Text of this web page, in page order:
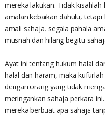
mereka lakukan. Tidak
amalan kebaikan dahulu,
amali sahaja, segala pahala
musnah dan hilang begitu
Ayat ini tentang hukum halal
halal dan haram, maka
dengan orang yang tidak
meringankan sahaja perkara